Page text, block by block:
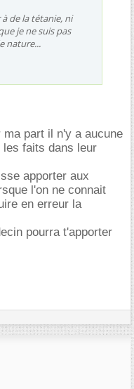
de la tétanie, ni
je ne suis pas
nature...
part il n'y a aucune
les faits dans leur
apporter aux
l'on ne connait
en erreur la
pourra t'apporter